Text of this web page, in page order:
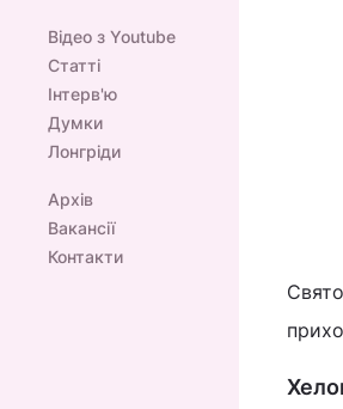
Відео з Youtube
Статті
Інтерв'ю
Думки
Лонгріди
Архів
Вакансії
Контакти